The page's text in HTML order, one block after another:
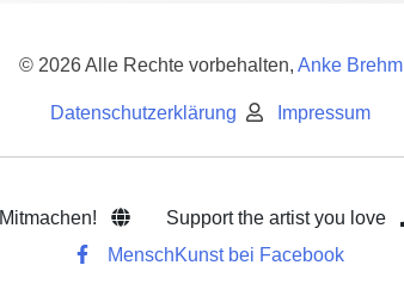
© 2026 Alle Rechte vorbehalten, Anke Brehm
Datenschutzerklärung Impressum
Mitmachen!
Support the artist you love
MenschKunst bei Facebook